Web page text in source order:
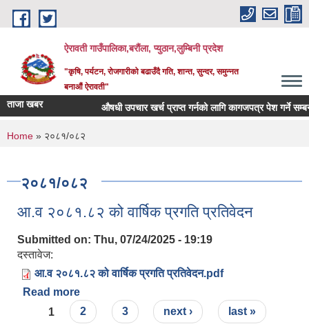
Skip to main content
ऐरावती गाउँपालिका,बरौंला, प्युठान,लुम्बिनी प्रदेश
"कृषि, पर्यटन, रोजगारीको बढाउँदै गति, शान्त, सुन्दर, समुन्नत
बनाऔं ऐरावती"
ताजा खबर औषधी उपचार खर्च प्राप्त गर्नको लागि कागजपत्र पेश गर्ने
You are here
Home » २०८१/०८२
२०८१/०८२
आ.व २०८१.८२ को वार्षिक प्रगति प्रतिवेदन
Submitted on: Thu, 07/24/2025 - 19:19
दस्तावेज:
आ.व २०८१.८२ को वार्षिक प्रगति प्रतिवेदन.pdf
Read more
Pages
1 2 3 next › last »